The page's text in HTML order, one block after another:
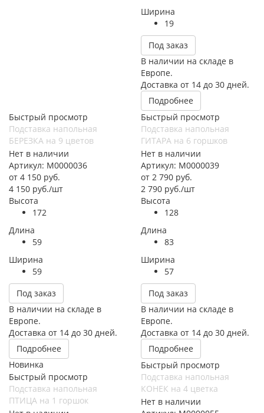
Ширина
19
Под заказ
В наличии на складе в
Европе.
Доставка от 14 до 30 дней.
Подробнее
Быстрый просмотр
Подставка напольная
БЕРЕЗКА на 9 цветов
Нет в наличии
Артикул: М0000036
от 4 150 руб.
4 150 руб./шт
Высота
172
Длина
59
Ширина
59
Под заказ
В наличии на складе в
Европе.
Доставка от 14 до 30 дней.
Подробнее
Быстрый просмотр
Подставка напольная
ГИТАРА на 6 горшков
Нет в наличии
Артикул: М0000039
от 2 790 руб.
2 790 руб./шт
Высота
128
Длина
83
Ширина
57
Под заказ
В наличии на складе в
Европе.
Доставка от 14 до 30 дней.
Подробнее
Новинка
Быстрый просмотр
Подставка напольная
ПТИЦА на 1 горшок
Быстрый просмотр
Подставка напольная
КОНЕК на 4 цветка
Нет в наличии